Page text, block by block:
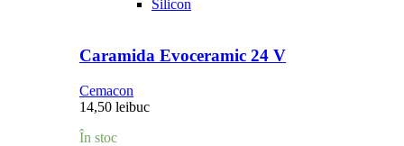
Silicon
Caramida Evoceramic 24 V
Cemacon
14,50 leibuc
În stoc